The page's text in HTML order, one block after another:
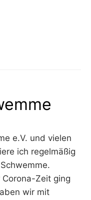
e.V. und vielen
ich regelmäßig
Zeit ging
wir mit